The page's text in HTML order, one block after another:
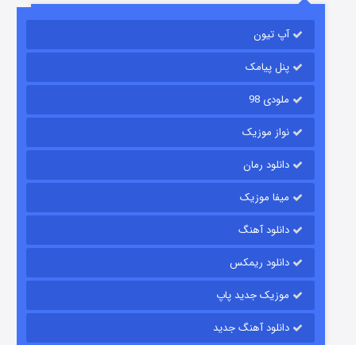
قسمت
آپ تیون
پنل پیامک
ملودی 98
نواز موزیک
دانلود رمان
میفا موزیک
دانلود آهنگ
دانلود ریمکس
موزیک جدید پاپ
دانلود آهنگ جدید